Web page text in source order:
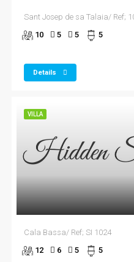
Sant Josep de sa Talaia/ Ref;
10
5 5 5
Details
VILLA
Cala Bassa/ Ref; SI 1024
12
6 5 5